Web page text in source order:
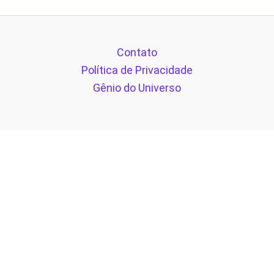
Contato
Política de Privacidade
Gênio do Universo